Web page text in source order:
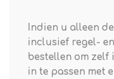
Indien u alleen
inclusief regel-
bestellen om zelf
in te passen met